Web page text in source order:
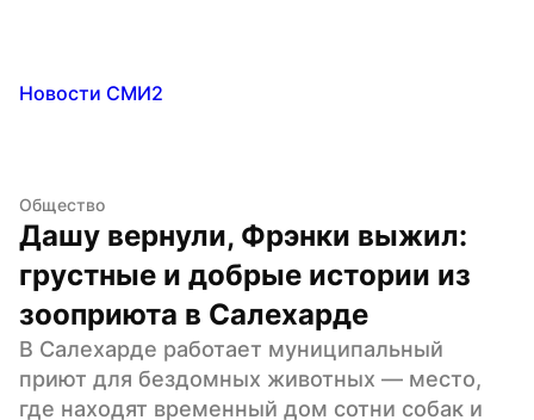
Новости СМИ2
Общество
Дашу вернули, Фрэнки выжил:
грустные и добрые истории из
зооприюта в Салехарде
В Салехарде работает муниципальный
приют для бездомных животных — место,
где находят временный дом сотни собак и